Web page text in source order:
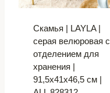
Скамья | LAYLA |
серая велюровая с
отделением для
хранения |
91,5x41x46,5 см |